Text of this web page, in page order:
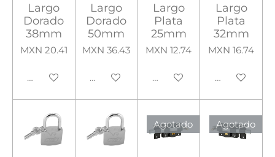
Largo
Dorado
38mm
MXN 20.41
Añadir al carrito
Largo
Dorado
50mm
MXN 36.43
Añadir al carrito
Largo
Plata
25mm
MXN 12.74
Añadir al carrito
Largo
Plata
32mm
MXN 16.74
Añadir al
Agotado Agotado